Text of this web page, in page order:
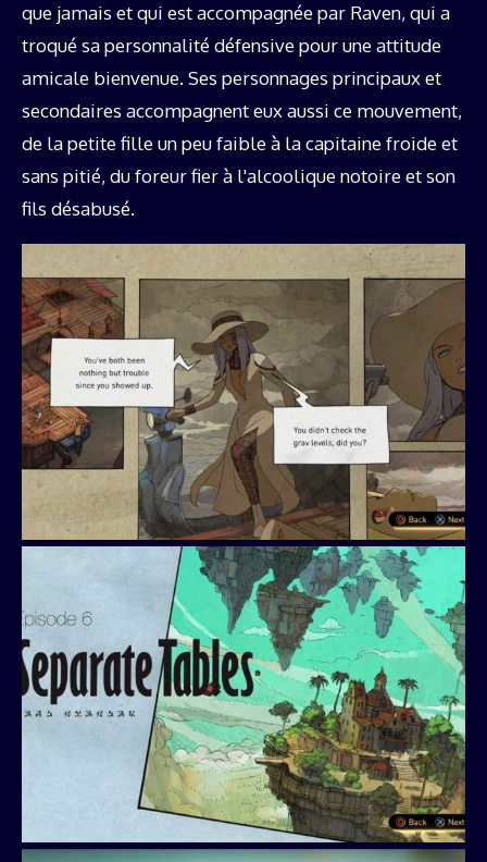
que jamais et qui est accompagnée par Raven, qui a
troqué sa personnalité défensive pour une attitude
amicale bienvenue. Ses personnages principaux et
secondaires accompagnent eux aussi ce mouvement,
de la petite fille un peu faible à la capitaine froide et
sans pitié, du foreur fier à l'alcoolique notoire et son
fils désabusé.